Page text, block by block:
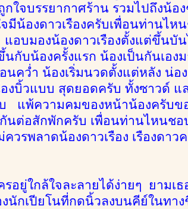
กใจบรรยากาศร้าน รวมไปถึงน้
มีน้องดาวเรืองครับเพื่อนท่านไห
อบมองน้องดาวเรืองตั้งแต่ขึ้นบัน
กับน้องครั้งแรก น้องเป็นกันเอ
อนคว่ำ น้องเริ่มนวดตั้งแต่หลัง
งบิ้วแบบ สุดยอดครับ ทั้งซาวด์ แ
แพ้ความคมของหน้าน้องครับข
นต่อสักพักครับ เพื่อนท่านไหนช
วรพลาดน้องดาวเรือง เรืองดาว
รอยู่ใกล้ใจละลายได้ง่ายๆ ยามเ
นักเปียโนที่กดนิ้วลงบนคีย์ในทา